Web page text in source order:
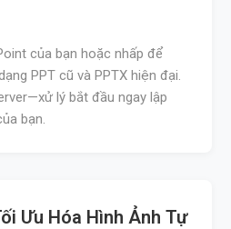
của bạn hoặc nhấp để
PPT cũ và PPTX hiện đại.
lý bắt đầu ngay lập
bạn.
Ưu Hóa Hình Ảnh Tự